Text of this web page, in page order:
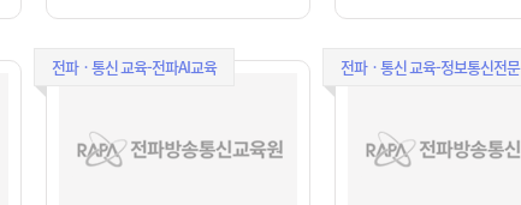
전파ㆍ통신 교육-전파AI교육 전파ㆍ통신 교육-정보통신전문